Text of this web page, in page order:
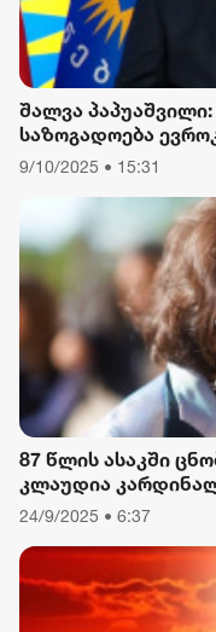
შალვა
საზოგადოება
მოელის, არის
9/10/2025 • 15:31
87 წლის ასაკში
კლაუდია
24/9/2025 • 6:37